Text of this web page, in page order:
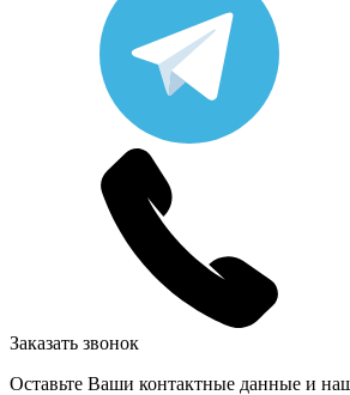
Заказать звонок
Оставьте Ваши контактные данные и